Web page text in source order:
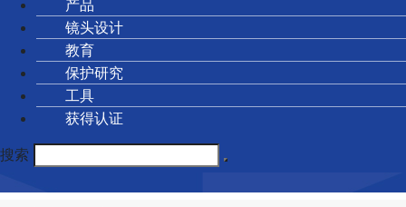
产品
镜头设计
教育
保护研究
工具
获得认证
搜索